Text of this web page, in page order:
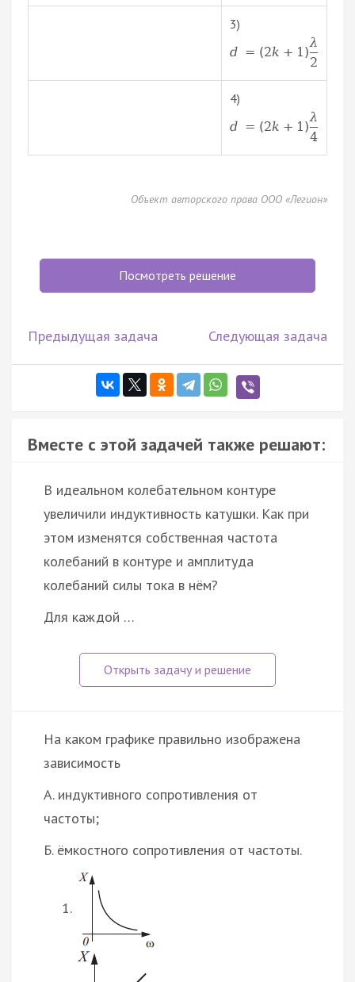
3)
d = (2k + 1)
λ
2
4)
d = (2k + 1)
λ
4
Объект авторского права ООО «Легион»
Посмотреть решение
Предыдущая задача Следующая задача
Вместе с этой задачей также решают:
В идеальном колебательном контуре
увеличили индуктивность катушки. Как при
этом изменятся собственная частота
колебаний в контуре и амплитуда
колебаний силы тока в нём?
Для каждой …
На каком графике правильно изображена
зависимость
А. индуктивного сопротивления от
частоты;
Б. ёмкостного сопротивления от частоты.